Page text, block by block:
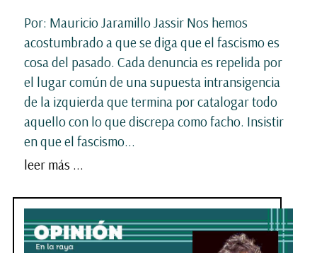
Por: Mauricio Jaramillo Jassir Nos hemos
acostumbrado a que se diga que el fascismo es
cosa del pasado. Cada denuncia es repelida por
el lugar común de una supuesta intransigencia
de la izquierda que termina por catalogar todo
aquello con lo que discrepa como facho. Insistir
en que el fascismo...
leer más ...